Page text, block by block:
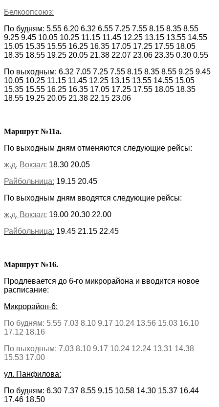
Белкоопсоюз:
По будням: 5.55 6.20 6.32 6.55 7.25 7.55 8.15 8.35 8.55
9.25 9.45 10.05 10.25 11.15 11.45 12.25 13.15 13.55 14.55
15.05 15.35 15.55 16.25 16.35 17.05 17.25 17.55 18.05
18.35 18.55 19.25 20.05 21.38 22.07 23.06 23.35 0.30 0.55
По выходным: 6.32 7.05 7.25 7.55 8.15 8.35 8.55 9.25 9.45
10.05 10.25 11.15 11.45 12.25 13.15 13.55 14.55 15.05
15.35 15.55 16.25 16.35 17.05 17.25 17.55 18.05 18.35
18.55 19.25 20.05 21.38 22.15 23.06
Маршрут №11а.
По выходным дням отменяются следующие рейсы:
ж.д. Вокзал: 18.30 20.05
Райбольница: 19.15 20.45
По выходным дням вводятся следующие рейсы:
ж.д. Вокзал: 19.00 20.30 22.00
Райбольница: 19.45 21.15 22.45
Маршрут №16.
Продлевается до 6-го микрорайона и вводится новое
расписание:
Микрорайон-6:
По будням: 5.55 7.03 8.10 9.17 10.24 13.56 15.03 16.10
17.12 18.16
По выходным: 7.03 8.10 9.17 10.24 12.24 13.31 14.38
15.53 17.00
ул. Панфилова:
По будням: 6.30 7.37 8.55 9.15 10.58 14.30 15.37 16.44
17.46 18.50